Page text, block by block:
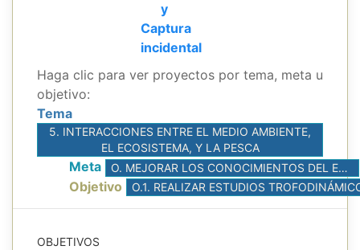
y
Captura
incidental
Haga clic para ver proyectos por tema, meta u
objetivo:
Tema
5. INTERACCIONES ENTRE EL MEDIO AMBIENTE,
EL ECOSISTEMA, Y LA PESCA
Meta O. MEJORAR LOS CONOCIMIENTOS DEL ECOSISTEMA DEL OPO
Objetivo
OBJETIVOS